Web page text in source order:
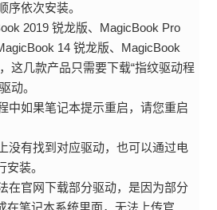
序依次安装。
2019 锐龙版、MagicBook Pro
14 锐龙版、MagicBook
这几款产品只需要下载“指纹驱动程
动。
中如果笔记本提示重启，请您重启
没有找到对应驱动，也可以通过电
安装。
在官网下载部分驱动，是因为部分
在笔记本系统里面，无法上传官